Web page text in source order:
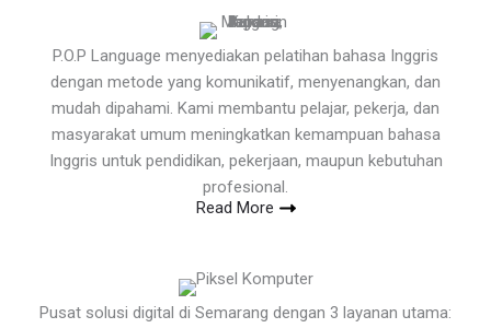
P.O.P Language menyediakan pelatihan bahasa Inggris
dengan metode yang komunikatif, menyenangkan, dan
mudah dipahami. Kami membantu pelajar, pekerja, dan
masyarakat umum meningkatkan kemampuan bahasa
Inggris untuk pendidikan, pekerjaan, maupun kebutuhan
profesional.
Read More
Pusat solusi digital di Semarang dengan 3 layanan utama: